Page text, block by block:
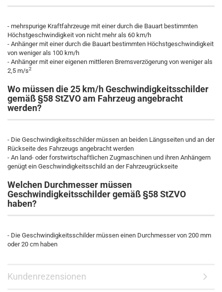
- mehrspurige Kraftfahrzeuge mit einer durch die Bauart bestimmten
Höchstgeschwindigkeit von nicht mehr als 60 km/h
- Anhänger mit einer durch die Bauart bestimmten Höchstgeschwindigkeit
von weniger als 100 km/h
- Anhänger mit einer eigenen mittleren Bremsverzögerung von weniger als
2,5 m/s2
Wo müssen die 25 km/h Geschwindigkeitsschilder
gemäß §58 StZVO am Fahrzeug angebracht
werden?
- Die Geschwindigkeitsschilder müssen an beiden Längsseiten und an der
Rückseite des Fahrzeugs angebracht werden
- An land- oder forstwirtschaftlichen Zugmaschinen und ihren Anhängern
genügt ein Geschwindigkeitsschild an der Fahrzeugrückseite
Welchen Durchmesser müssen
Geschwindigkeitsschilder gemäß §58 StZVO
haben?
- Die Geschwindigkeitsschilder müssen einen Durchmesser von 200 mm
oder 20 cm haben
Kundenrezensionen